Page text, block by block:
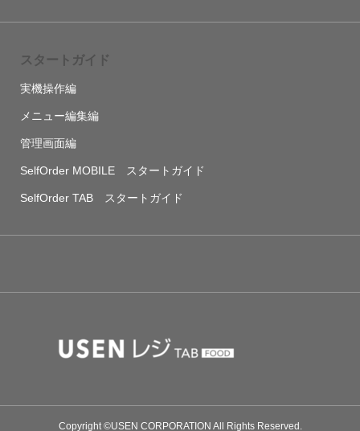
スタートガイド
実機操作編
メニュー編集編
管理画面編
SelfOrder MOBILE スタートガイド
SelfOrder TAB スタートガイド
Copyright ©USEN CORPORATION All Rights Reserved.